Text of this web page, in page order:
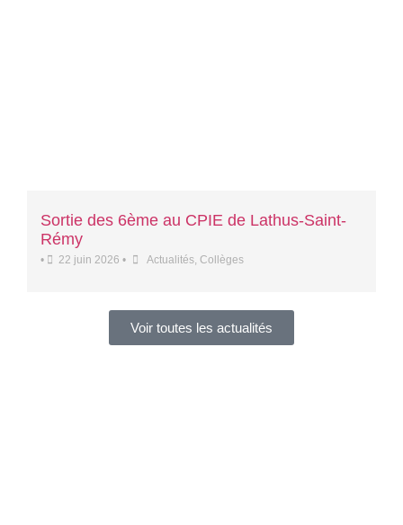
Sortie des 6ème au CPIE de Lathus-Saint-
Rémy
• 22 juin 2026 • Actualités, Collèges
Voir toutes les actualités